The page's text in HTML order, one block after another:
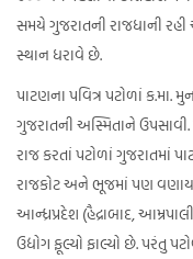
સમયે ગુજરાતની રાજધાની રહી
સ્થાન ધરાવે છે.
પાટણના પવિત્ર પટોળાં
ગુજરાતની અસ્મિતાને
રાજ કરતાં પટોળાં ગુજરાતમાં
રાજકોટ અને ભૂજમાં પણ વણાય
આન્ધ્રપ્રદેશ (હૈદ્રાબાદ,
ઉદ્યોગ ફૂલ્યો ફાલ્યો છે. પરંતુ